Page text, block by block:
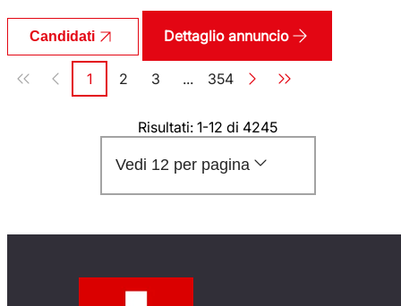
Candidati Dettaglio annuncio
Paginazione
Pagina
1 Pagina
2 Pagina
3 ... Pagina
354
Risultati: 1-12 di 4245
Vedi 12 per pagina